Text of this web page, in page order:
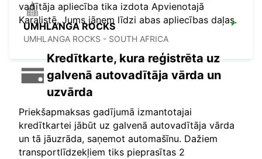
UMHLANGA ROCKS
UMHLANGA ROCKS - SOUTH AFRICA
vadītāja apliecība tika izdota Apvienotajā
Karalistē, Jums jāņem līdzi abas apliecības daļas.
Kredītkarte, kura reģistrēta uz
galvenā autovadītāja vārda un
uzvārda
Priekšapmaksas gadījumā izmantotajai
kredītkartei jābūt uz galvenā autovadītāja vārda
un tā jāuzrāda, saņemot automašīnu. Dažiem
transportlīdzekļiem tiks pieprasītas 2